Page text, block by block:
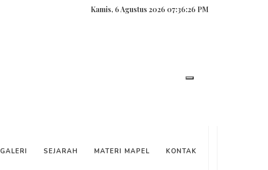
Kamis, 6 Agustus 2026 07:36:26 PM
GALERI SEJARAH MATERI MAPEL KONTAK